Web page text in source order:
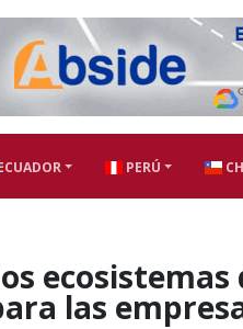
PERÚ
las